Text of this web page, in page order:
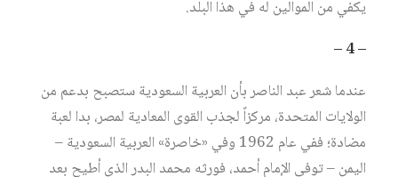
يكفي من الموالين له في هذا البلد.
– 4 –
عندما شعر عبد الناصر بأن العربية السعودية ستصبح بدعم من
الولايات المتحدة، مركزاً لجذب القوى المعادية لمصر، بدا لعبة
مضادة؛ ففي عام 1962 وفي «خاصرة» العربية السعودية –
اليمن – توفي الإمام أحمد، فورثه محمد البدر الذي أطيح بعد